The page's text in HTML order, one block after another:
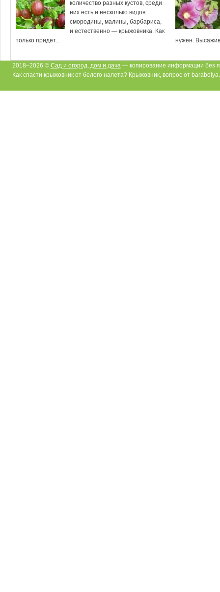
количество разных кустов, среди
них есть и несколько видов
смородины, малины, барбариса,
и естественно — крыжовника. Как
только придет...
нужен.
2018–2026 © Сад и огород, дом и дача — копирование информации без
Как спасти крыжовник от белого налета? Крыжовник, вопрос от